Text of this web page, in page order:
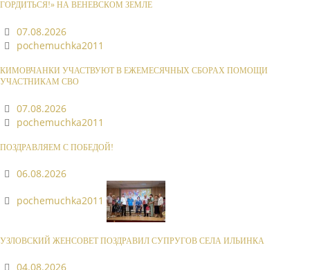
ГОРДИТЬСЯ!» НА ВЕНЕВСКОМ ЗЕМЛЕ
07.08.2026
pochemuchka2011
КИМОВЧАНКИ УЧАСТВУЮТ В ЕЖЕМЕСЯЧНЫХ СБОРАХ ПОМОЩИ
УЧАСТНИКАМ СВО
07.08.2026
pochemuchka2011
ПОЗДРАВЛЯЕМ С ПОБЕДОЙ!
06.08.2026
pochemuchka2011
УЗЛОВСКИЙ ЖЕНСОВЕТ ПОЗДРАВИЛ СУПРУГОВ СЕЛА ИЛЬИНКА
04.08.2026